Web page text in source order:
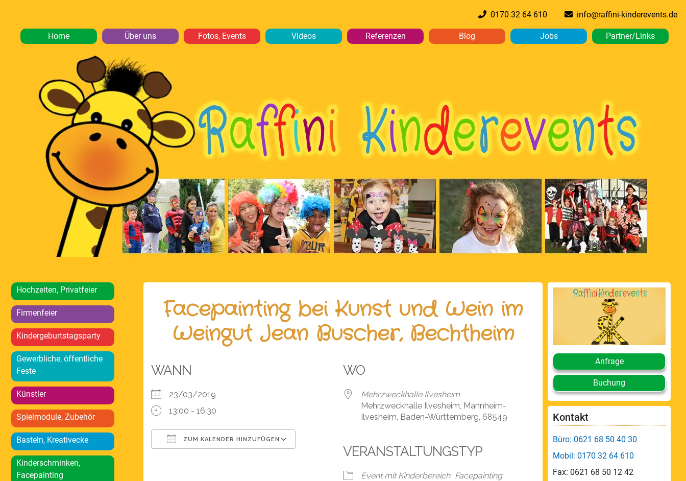
0170 32 64 610 info@raffini-kinderevents.de
Home Über uns Fotos, Events Videos Referenzen Blog Jobs Partner/Links
Hochzeiten, Privatfeier
Firmenfeier
Kindergeburtstagsparty
Gewerbliche, öffentliche
Feste
Künstler
Spielmodule, Zubehör
Basteln, Kreativecke
Kinderschminken,
Facepainting
Facepainting bei Kunst und Wein im
Weingut Jean Buscher, Bechtheim
WANN
23/03/2019
13:00 - 16:30
ZUM KALENDER HINZUFÜGEN
Google Kalender iCalendar Office 365
WO
Mehrzweckhalle Ilvesheim
Mehrzweckhalle Ilvesheim, Mannheim-
Ilvesheim, Baden-Württemberg, 68549
VERANSTALTUNGSTYP
Event mit Kinderbereich Facepainting
Anfrage
Buchung
Kontakt
Büro: 0621 68 50 40 30
Mobil: 0170 32 64 610
Fax: 0621 68 50 12 42